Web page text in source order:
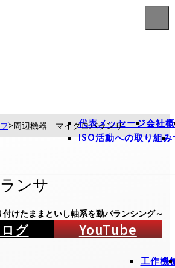
代表メッセージ会社
ISO活動への取り組み
工作機
>周辺機器 マイクロバランサ
ンサ
けたままといし軸系を動バランシング～
グ YouTube